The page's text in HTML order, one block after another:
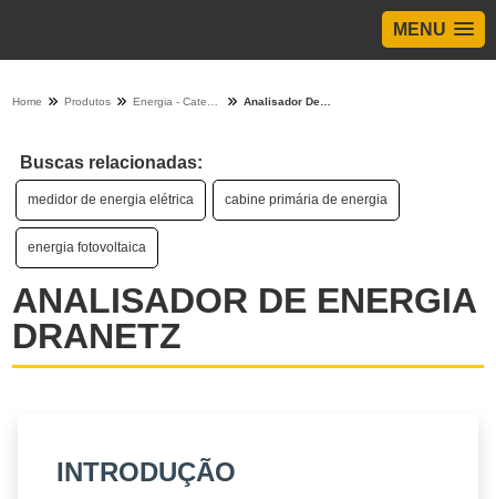
MENU
Home Produtos
Buscas relacionadas:
medidor de energia elétrica cabine primária de energia
energia fotovoltaica
ANALISADOR DE ENERGIA
DRANETZ
INTRODUÇÃO